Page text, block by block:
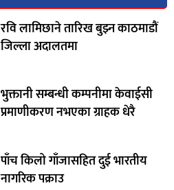
रवि लामिछाने तारिख बुझ्न काठमाडौं
जिल्ला अदालतमा
भुक्तानी सम्बन्धी कम्पनीमा केवाईसी
प्रमाणीकरण नभएका ग्राहक धेरै
पाँच किलो गाँजासहित दुई भारतीय
नागरिक पक्राउ